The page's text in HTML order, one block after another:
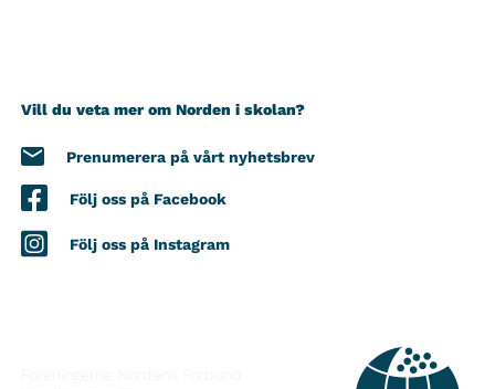
Vill du veta mer om Norden i skolan?
Prenumerera på vårt nyhetsbrev
Följ oss på Facebook
Följ oss på Instagram